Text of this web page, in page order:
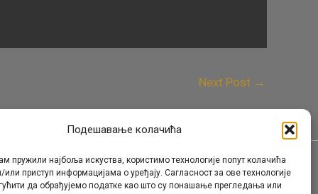
Подешавање колачића
пружили најбоља искуства, користимо технологије попут колачића
приступ информацијама о уређају. Сагласност за ове технологије
да обрађујемо податке као што су понашање прегледања или
Next Post →
Контакт